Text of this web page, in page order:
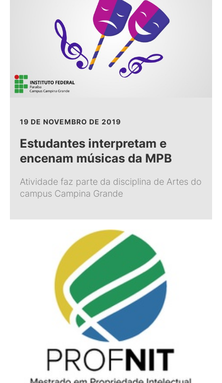
19 DE NOVEMBRO DE 2019
Estudantes interpretam e
encenam músicas da MPB
Atividade faz parte da disciplina de Artes do
campus Campina Grande